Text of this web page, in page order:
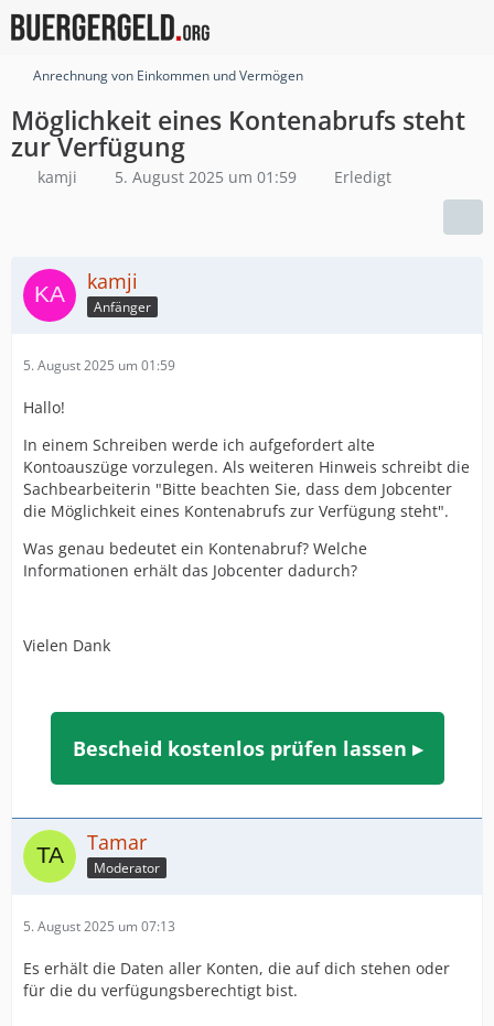
Anrechnung von Einkommen und Vermögen
Möglichkeit eines Kontenabrufs steht
zur Verfügung
kamji 5. August 2025 um 01:59 Erledigt
kamji
Anfänger
5. August 2025 um 01:59
Hallo!
In einem Schreiben werde ich aufgefordert alte
Kontoauszüge vorzulegen. Als weiteren Hinweis schreibt die
Sachbearbeiterin "Bitte beachten Sie, dass dem Jobcenter
die Möglichkeit eines Kontenabrufs zur Verfügung steht".
Was genau bedeutet ein Kontenabruf? Welche
Informationen erhält das Jobcenter dadurch?
Vielen Dank
Bescheid kostenlos prüfen lassen ▸
Tamar
Moderator
5. August 2025 um 07:13
Es erhält die Daten aller Konten, die auf dich stehen oder
für die du verfügungsberechtigt bist.